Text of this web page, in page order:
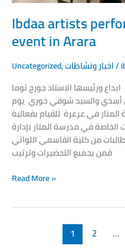
Ibdaa artists
event in Arara
Uncategorized,اخبار ونشاطات/
ورئيسها الاستاذ جورج توما
أسدي والسيد شوقي خوري يوم
لمدرسة المنار في عرعرة للقيام بفعالية
في مدرسة المنار بإدارة
من كلية القاسمي اللواتي
قمن بجميع التحضيرات وترتيب
Read More »
1 2 …